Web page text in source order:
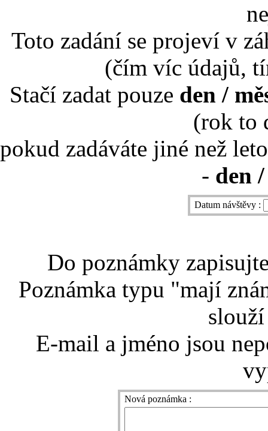
Toto zadání se projeví v
(čím víc údajů,
Stačí zadat pouze den /
(rok to
pokud zadáváte jiné než
- den
Datum návštěvy :
Do poznámky
Poznámka typu "mají
E-mail a jméno jsou
Nová poznámka :